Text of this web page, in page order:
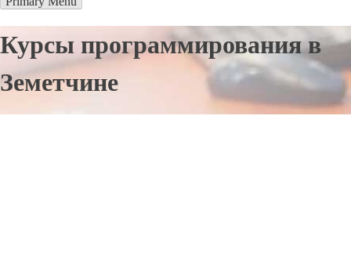
Курсы программирования в
Земетчине